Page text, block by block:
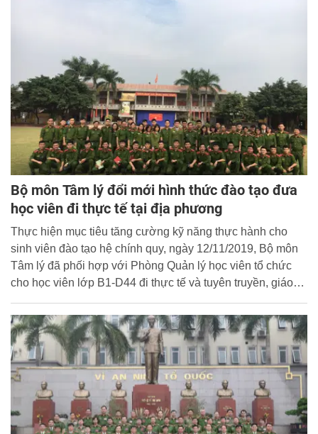
Bộ môn Tâm lý đổi mới hình thức đào tạo đưa
học viên đi thực tế tại địa phương
Thực hiện mục tiêu tăng cường kỹ năng thực hành cho
sinh viên đào tạo hệ chính quy, ngày 12/11/2019, Bộ môn
Tâm lý đã phối hợp với Phòng Quản lý học viên tổ chức
cho học viên lớp B1-D44 đi thực tế và tuyên truyền, giáo
Mai Sơn, huyện Yên Mô, tỉnh Ninh Bình.